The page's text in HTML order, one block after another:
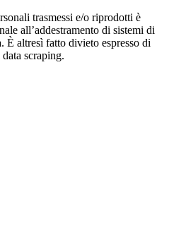
trasmessi e/o riprodotti è
all’addestramento di sistemi di
È altresì fatto divieto espresso di
scraping.